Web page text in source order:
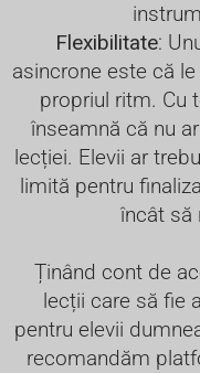
Flexibilitate:
asincrone este că
propriul ritm. Cu
înseamnă că nu
lecției. Elevii ar
limită pentru
încât să
Ținând cont de
lecții care să fie
pentru elevii
recomandăm